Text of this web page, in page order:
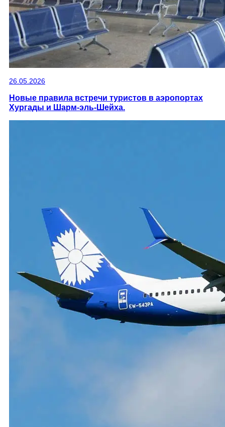
26.05.2026
Новые правила встречи туристов в аэропортах
Хургады и Шарм-эль-Шейха.